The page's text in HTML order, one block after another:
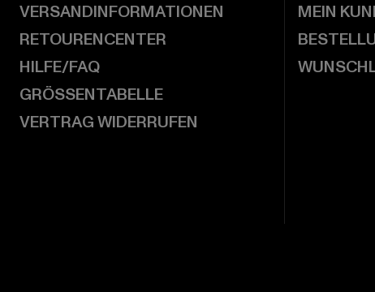
VERSANDINFORMATIONEN
RETOURENCENTER
HILFE/FAQ
GRÖSSENTABELLE
VERTRAG WIDERRUFEN
MEIN